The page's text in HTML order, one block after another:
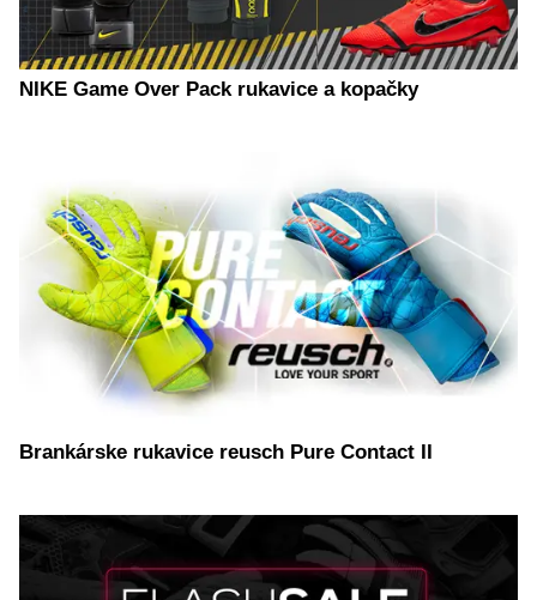
NIKE Game Over Pack rukavice a kopačky
Brankárske rukavice reusch Pure Contact II